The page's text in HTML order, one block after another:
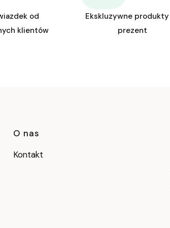
od
klientów
Ekskluzywne produkty
prezent
Linki w stopce
O nas
Kontakt